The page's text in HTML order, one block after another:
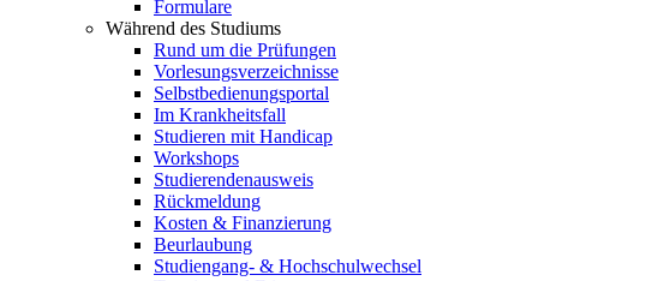
Formulare
Während des Studiums
Rund um die Prüfungen
Vorlesungsverzeichnisse
Selbstbedienungsportal
Im Krankheitsfall
Studieren mit Handicap
Workshops
Studierendenausweis
Rückmeldung
Kosten & Finanzierung
Beurlaubung
Studiengang- & Hochschulwechsel